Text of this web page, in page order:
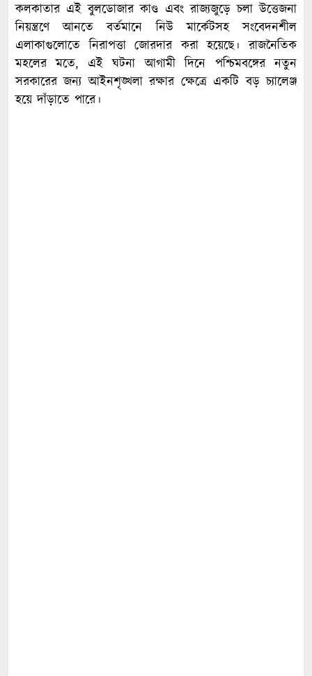
কলকাতার এই বুলডোজার কাণ্ড এবং রাজ্যজুড়ে চলা উত্তেজনা
নিয়ন্ত্রণে আনতে বর্তমানে নিউ মার্কেটসহ সংবেদনশীল
এলাকাগুলোতে নিরাপত্তা জোরদার করা হয়েছে। রাজনৈতিক
মহলের মতে, এই ঘটনা আগামী দিনে পশ্চিমবঙ্গের নতুন
সরকারের জন্য আইনশৃঙ্খলা রক্ষার ক্ষেত্রে একটি বড় চ্যালেঞ্জ
হয়ে দাঁড়াতে পারে।